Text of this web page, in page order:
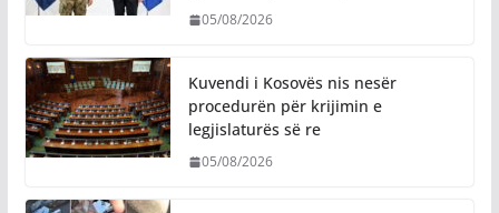
05/08/2026
Kuvendi i Kosovës nis nesër
procedurën për krijimin e
legjislaturës së re
05/08/2026